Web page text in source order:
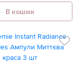
В кошик